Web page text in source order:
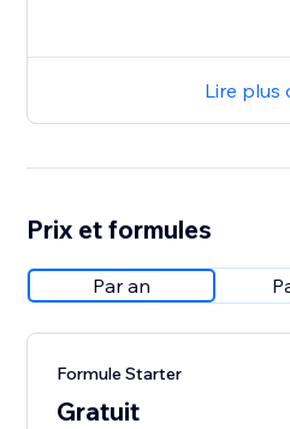
Lire plus
Prix et formules
Par an
Formule Starter
Gratuit